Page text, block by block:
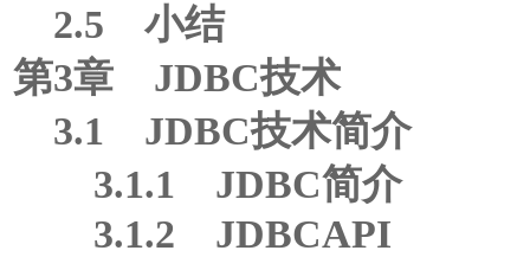
2.5 小结
第3章 JDBC技术
3.1 JDBC技术简介
3.1.1 JDBC简介
3.1.2 JDBCAPI